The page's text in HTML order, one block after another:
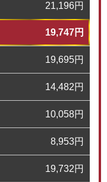
21,196円
19,747円
19,695円
14,482円
10,058円
8,953円
19,732円